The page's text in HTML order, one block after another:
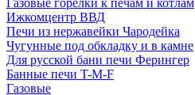
Газовые горелки к печам и котлам
Ижкомцентр ВВД
Печи из нержавейки Чародейка
Чугунные под обкладку и в камне
Для русской бани печи Ферингер
Банные печи T-M-F
Газовые